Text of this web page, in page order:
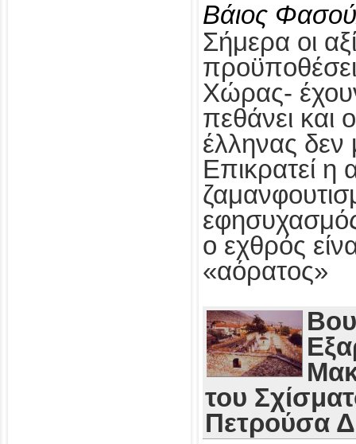
Βάιος
Σήμερα οι
Χώρας-
πεθάνει και
έλληνας δεν
Επικρατεί η
ο εχθρός
«αόρατος»
του
Πετρούσα